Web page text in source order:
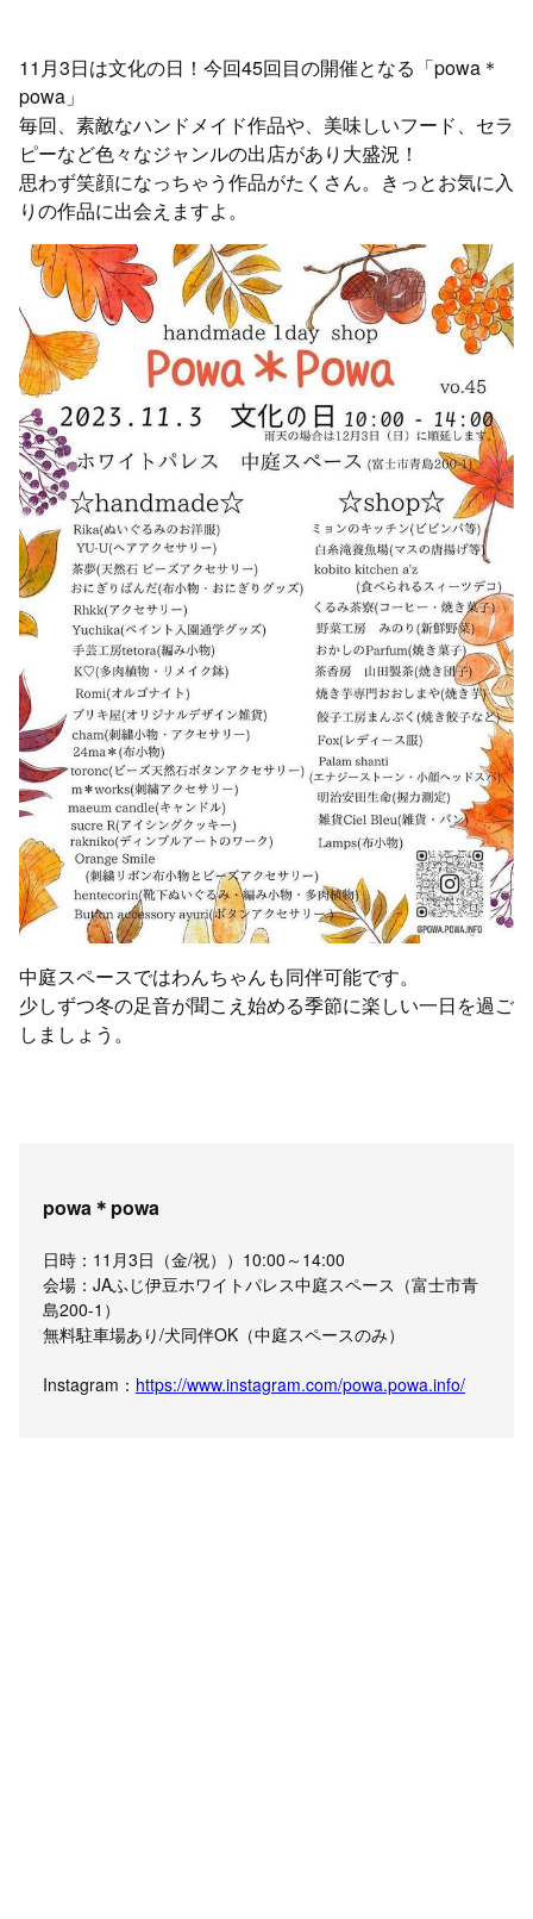
11月3日は文化の日！今回45回目の開催となる「powa＊
powa」
毎回、素敵なハンドメイド作品や、美味しいフード、セラ
ピーなど色々なジャンルの出店があり大盛況！
思わず笑顔になっちゃう作品がたくさん。きっとお気に入
りの作品に出会えますよ。
中庭スペースではわんちゃんも同伴可能です。
少しずつ冬の足音が聞こえ始める季節に楽しい一日を過ご
しましょう。
powa＊powa
日時：11月3日（金/祝））10:00～14:00
会場：JAふじ伊豆ホワイトパレス中庭スペース（富士市青
島200-1）
無料駐車場あり/犬同伴OK（中庭スペースのみ）
Instagram： https://www.instagram.com/powa.powa.info/